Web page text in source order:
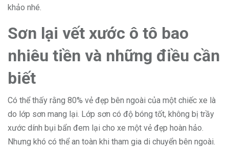
khảo nhé.
Sơn lại vết xước ô tô bao
nhiêu tiền và những điều cần
biết
Có thể thấy rằng 80% vẻ đẹp bên ngoài của một chiếc xe là
do lớp sơn mang lại. Lớp sơn có độ bóng tốt, không bị trầy
xước dính bụi bẩn đem lại cho xe một vẻ đẹp hoàn hảo.
Nhưng khó có thể an toàn khi tham gia di chuyển bên ngoài.